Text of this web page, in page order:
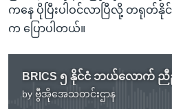
ကနေ ပိုပြီးပါဝင်လာပြီလို့ တရုတ်နိုင်ငံ
က ပြောပါတယ်။
BRICS ၅ နိုင်ငံ ဘယ်လော
by ဗွီအိုအေသတင်းဌာန
No media source